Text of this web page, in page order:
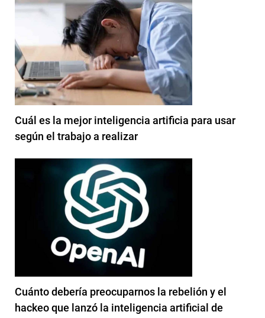
Cuál es la mejor inteligencia artificia para usar
según el trabajo a realizar
Cuánto debería preocuparnos la rebelión y el
hackeo que lanzó la inteligencia artificial de